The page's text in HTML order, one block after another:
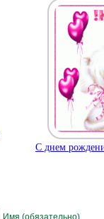
С днем
Имя (обязательно)